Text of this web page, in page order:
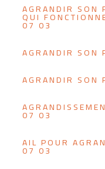
AGRANDIR SON
QUI
07 03
AGRANDIR
AGRANDIR
07 03
AIL POUR
07 03